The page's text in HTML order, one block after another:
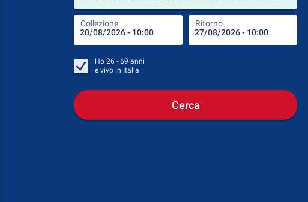
Collezione Ritorno
Ho 26 - 69 anni
e vivo in Italia
Cerca